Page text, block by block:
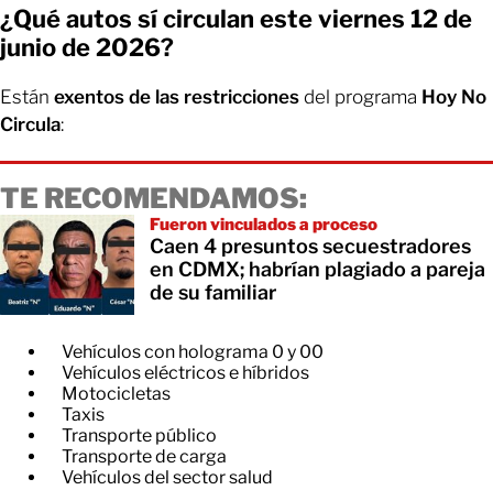
¿Qué autos sí circulan este viernes 12 de
junio de 2026?
Están exentos de las restricciones del programa Hoy No
Circula:
TE RECOMENDAMOS:
Fueron vinculados a proceso
Caen 4 presuntos secuestradores
en CDMX; habrían plagiado a pareja
de su familiar
Vehículos con holograma 0 y 00
Vehículos eléctricos e híbridos
Motocicletas
Taxis
Transporte público
Transporte de carga
Vehículos del sector salud